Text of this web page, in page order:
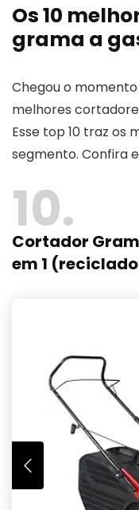
Os 10
grama a
Chegou o
melhores
Esse top 10 traz os
segmento. Confira
10
Cortador
em 1